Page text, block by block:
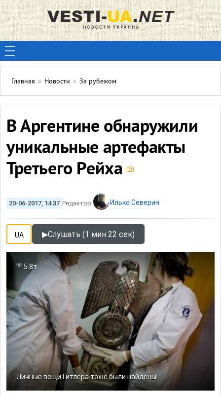
Главная » Новости » За рубежом
В Аргентине обнаружили
уникальные артефакты
Третьего Рейха
20-06-2017, 14:37 Редактор: Илько Северин
UA ▶Слушать (1 мин 22 сек)
Личные вещи Гитлера тоже были найдены
5.8т